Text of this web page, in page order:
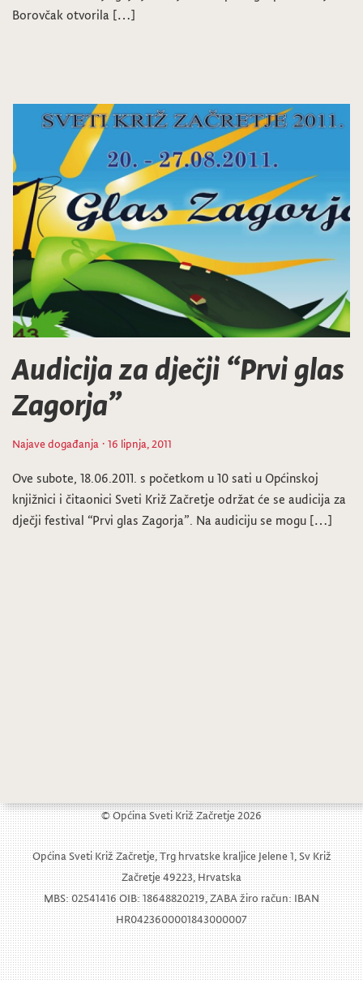
Borovčak otvorila […]
Audicija za dječji “Prvi glas
Zagorja”
Najave događanja · 16 lipnja, 2011
Ove subote, 18.06.2011. s početkom u 10 sati u Općinskoj
knjižnici i čitaonici Sveti Križ Začretje održat će se audicija za
dječji festival “Prvi glas Zagorja”. Na audiciju se mogu […]
© Općina Sveti Križ Začretje 2026
Općina Sveti Križ Začretje, Trg hrvatske kraljice Jelene 1, Sv Križ
Začretje 49223, Hrvatska
MBS: 02541416 OIB: 18648820219, ZABA žiro račun: IBAN
HR0423600001843000007